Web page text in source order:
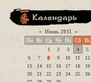
« Июнь 2011
»
Пн Вт Ср Чт Пт Сб Вс
1 2 3 4
5
6
7 8 9 10 11
12
13
14 15 16 17 18
19
20
21 22 23 24 25
26